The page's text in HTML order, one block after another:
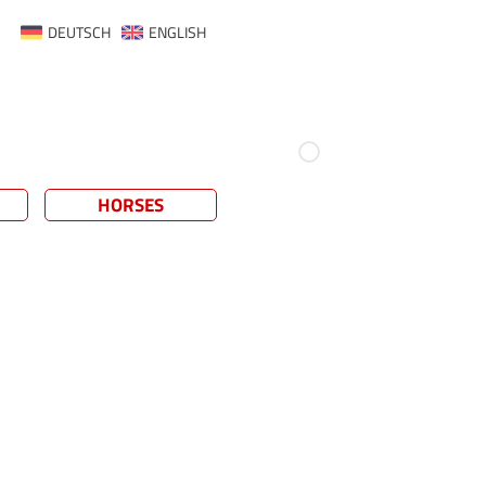
ENGLISH
DEUTSCH
HORSES